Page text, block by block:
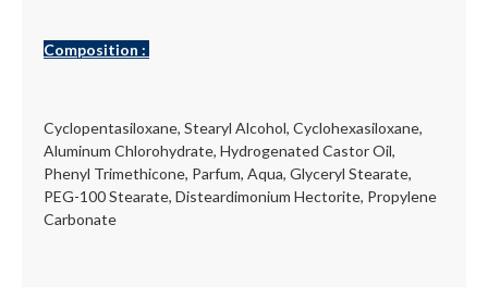
Composition :
Cyclopentasiloxane, Stearyl Alcohol, Cyclohexasiloxane,
Aluminum Chlorohydrate, Hydrogenated Castor Oil,
Phenyl Trimethicone, Parfum, Aqua, Glyceryl Stearate,
PEG-100 Stearate, Disteardimonium Hectorite, Propylene
Carbonate